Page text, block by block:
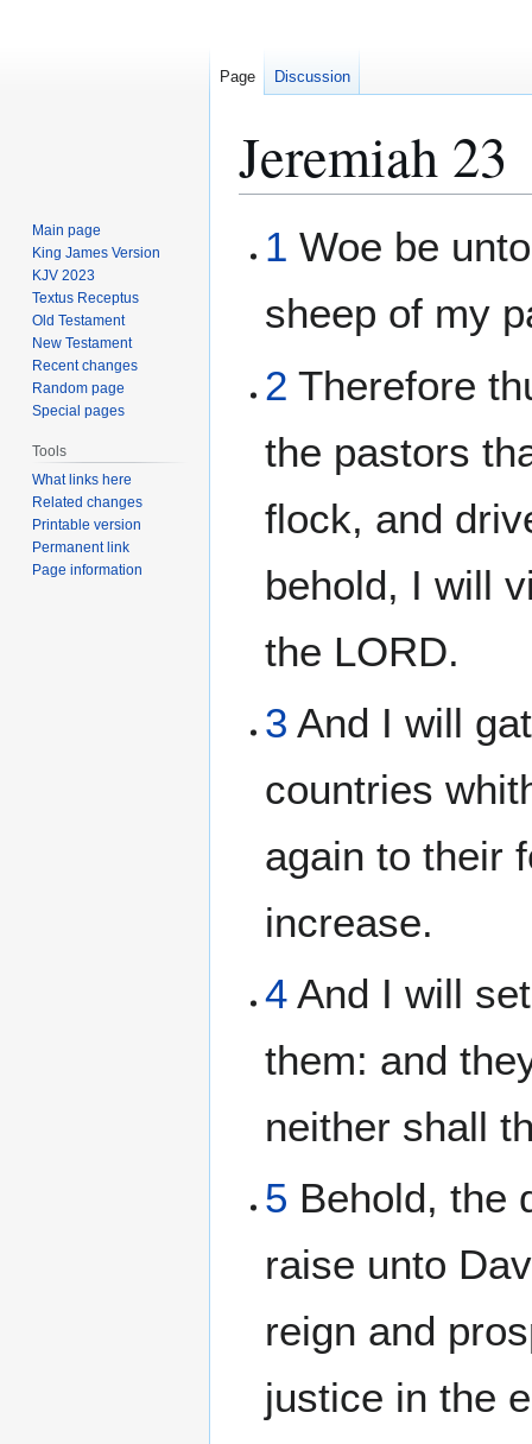
Jeremiah 23
toto
1 Woe be
sheep of my
2 Therefore
the pastors
flock, and
behold, I will
the LORD.
3 And I will
countries
again to their
increase.
4 And I will
them: and
neither shall
5 Behold, the
raise unto
reign and
justice in the
Page Discussion
Main page
King James Version
KJV 2023
Textus Receptus
Old Testament
New Testament
Recent changes
Random page
Special pages
Tools
What links here
Related changes
Printable version
Permanent link
Page information